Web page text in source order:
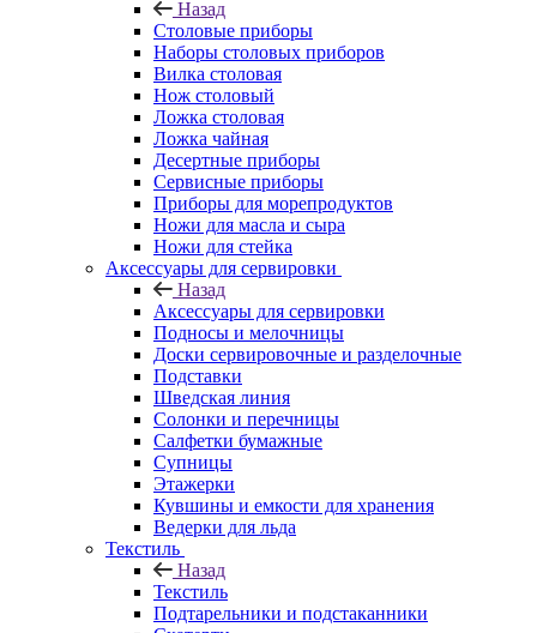
Назад
Столовые приборы
Наборы столовых приборов
Вилка столовая
Нож столовый
Ложка столовая
Ложка чайная
Десертные приборы
Сервисные приборы
Приборы для морепродуктов
Ножи для масла и сыра
Ножи для стейка
Аксессуары для сервировки
Назад
Аксессуары для сервировки
Подносы и мелочницы
Доски сервировочные и разделочные
Подставки
Шведская линия
Солонки и перечницы
Салфетки бумажные
Супницы
Этажерки
Кувшины и емкости для хранения
Ведерки для льда
Текстиль
Назад
Текстиль
Подтарельники и подстаканники